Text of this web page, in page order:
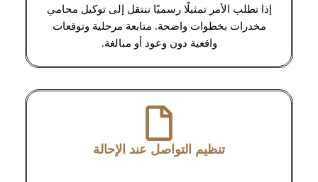
إذا تطلب الأمر تمثيلًا رسميًا ننتقل إلى توكيل محامي
مخدرات بخطوات واضحة. متابعة مرحلية وتوقعات
واقعية دون وعود أو مبالغة.
تنظيم التواصل عند الإحالة